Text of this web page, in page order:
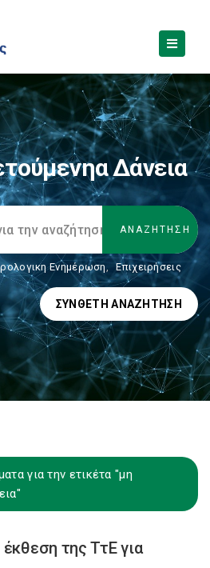
Δάνεια
Ενημέρωση, Επιχειρήσεις
ΣΎΝΘΕΤΗ ΑΝΑΖΉΤΗΣΗ
για την ετικέτα "μη
έκθεση της ΤτΕ για